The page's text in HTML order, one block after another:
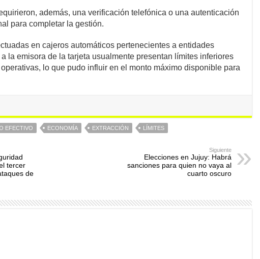
además, una verificación telefónica o una autenticación
para completar la gestión.
en cajeros automáticos pertenecientes a entidades
la emisora de la tarjeta usualmente presentan límites inferiores
lo que pudo influir en el monto máximo disponible para
EFECTIVO ECONOMÍA EXTRACCIÓN LÍMITES
tercer
de
Siguiente
Elecciones en Jujuy: Habrá
sanciones para quien no vaya al
cuarto oscuro